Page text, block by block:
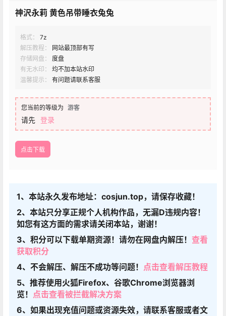
神沢永莉 黄色吊带睡衣兔兔
格式：
7z
解压教程：
网站最顶部有写
存储网盘：
度盘
有无水印：
均不加本站水印
温馨提示：
有问题请联系客服
您当前的等级为 游客
请先 登录
点击下载
1、本站永久发布地址：cosjun.top，请保存收藏！
2、本站只分享正规个人机构作品，无漏D违规内容！
如您有这方面的需求请关闭本站，谢谢！
3、积分可以下载单期资源！请勿在网盘内解压！ 查看
获取积分
4、不会解压、解压不成功等问题！ 点击查看解压教程
5、推荐使用火狐Firefox、谷歌Chrome浏览器浏
览！ 点击查看被拦截解决方案
6、如果出现充值问题或资源失效，请联系客服或者文